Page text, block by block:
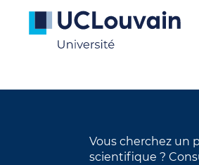
Vous cherchez un
scientifique ?